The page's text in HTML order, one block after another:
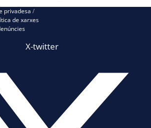
privadesa /
de xarxes
X-twitter